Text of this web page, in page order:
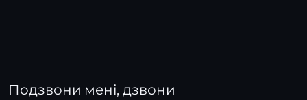
Подзвони мені, дзвони